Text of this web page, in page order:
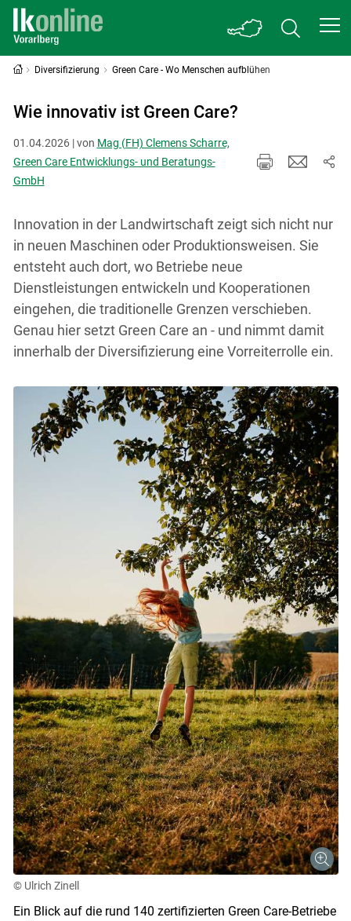
Diversifizierung Green Care - Wo Menschen aufblühen
Wie innovativ ist Green Care?
01.04.2026 | von Mag (FH) Clemens Scharre,
Green Care Entwicklungs- und Beratungs-
GmbH
Innovation in der Landwirtschaft zeigt sich nicht nur
in neuen Maschinen oder Produktionsweisen. Sie
entsteht auch dort, wo Betriebe neue
Dienstleistungen entwickeln und Kooperationen
eingehen, die traditionelle Grenzen verschieben.
Genau hier setzt Green Care an - und nimmt damit
innerhalb der Diversifizierung eine Vorreiterrolle ein.
© Ulrich Zinell
Ein Blick auf die rund 140 zertifizierten Green Care-Betriebe